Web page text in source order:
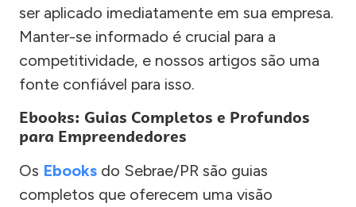
ser aplicado imediatamente em sua empresa.
Manter-se informado é crucial para a
competitividade, e nossos artigos são uma
fonte confiável para isso.
Ebooks: Guias Completos e Profundos
para Empreendedores
Os Ebooks do Sebrae/PR são guias
completos que oferecem uma visão